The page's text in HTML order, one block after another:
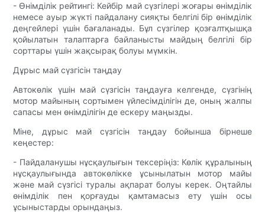
- Өнімділік рейтингі: Кейбір май сүзгілері жоғары өнімділік
немесе ауыр жүкті пайдалану сияқты белгілі бір өнімділік
деңгейлері үшін бағаланады. Бұл сүзгілер қозғалтқышқа
қойылатын талаптарға байланысты майдың белгілі бір
сорттары үшін жақсырақ болуы мүмкін.
Дұрыс май сүзгісін таңдау
Автокөлік үшін май сүзгісін таңдауға келгенде, сүзгінің
мотор майының сортымен үйлесімділігін де, оның жалпы
сапасы мен өнімділігін де ескеру маңызды.
Міне, дұрыс май сүзгісін таңдау бойынша бірнеше
кеңестер:
- Пайдаланушы нұсқаулығын тексеріңіз: Көлік құралының
нұсқаулығында автокөлікке ұсынылатын мотор майы
және май сүзгісі туралы ақпарат болуы керек. Оңтайлы
өнімділік пен қорғауды қамтамасыз ету үшін осы
ұсыныстарды орындаңыз.